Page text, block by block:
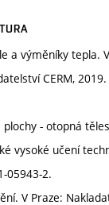
a výměníky tepla.
CERM,
plochy - otopná
vysoké učení
05943-2.
V Praze: